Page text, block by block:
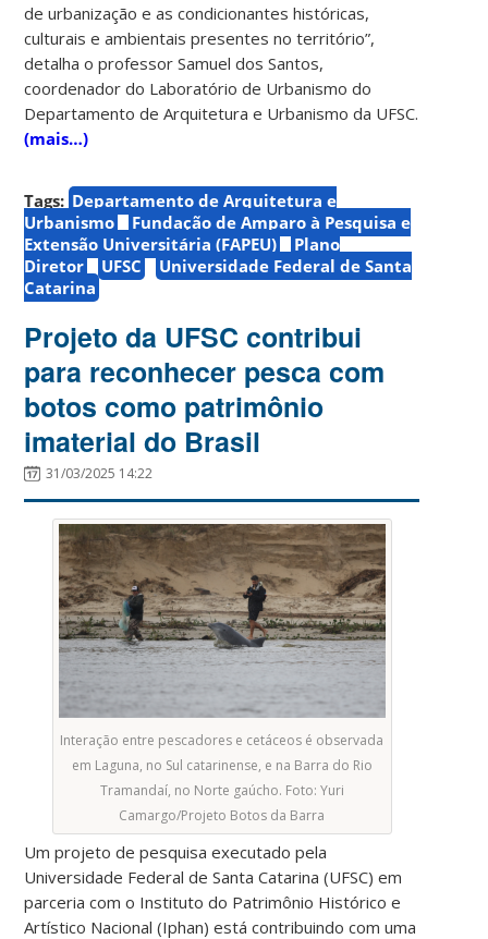
de urbanização e as condicionantes históricas,
culturais e ambientais presentes no território”,
detalha o professor Samuel dos Santos,
coordenador do Laboratório de Urbanismo do
Departamento de Arquitetura e Urbanismo da UFSC.
(mais…)
Tags: Departamento de Arquitetura e
Urbanismo
Fundação de Amparo à Pesquisa e
Extensão Universitária (FAPEU)
Plano
Diretor
UFSC
Universidade Federal de Santa
Catarina
Projeto da UFSC contribui
para reconhecer pesca com
botos como patrimônio
imaterial do Brasil
31/03/2025 14:22
Interação entre pescadores e cetáceos é observada
em Laguna, no Sul catarinense, e na Barra do Rio
Tramandaí, no Norte gaúcho. Foto: Yuri
Camargo/Projeto Botos da Barra
Um projeto de pesquisa executado pela
Universidade Federal de Santa Catarina (UFSC) em
parceria com o Instituto do Patrimônio Histórico e
Artístico Nacional (Iphan) está contribuindo com uma